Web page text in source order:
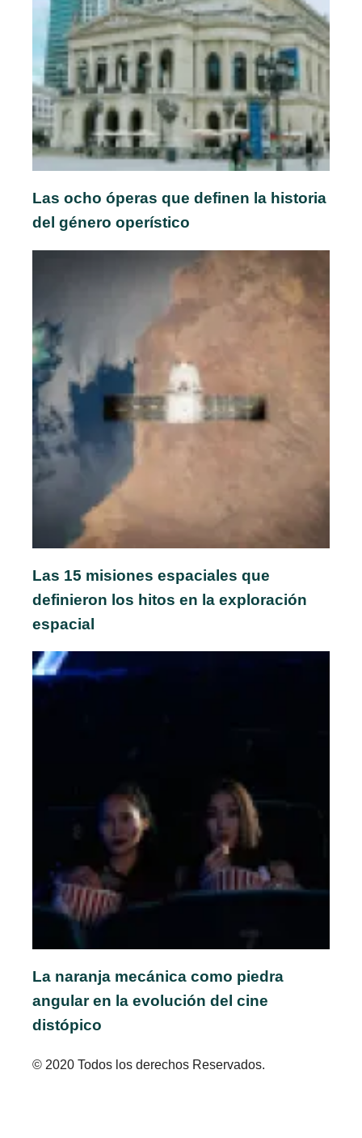
Las ocho óperas que definen la historia
del género operístico
Las 15 misiones espaciales que
definieron los hitos en la exploración
espacial
La naranja mecánica como piedra
angular en la evolución del cine
distópico
© 2020 Todos los derechos Reservados.